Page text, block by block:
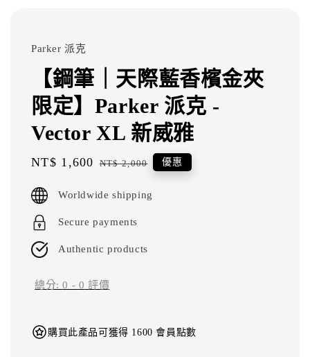
Parker 派克
【鋼筆｜天際藍香檳金夾
限定】Parker 派克 -
Vector XL 新威雅
Sale
NT$ 1,600 Regular
NT$ 2,000 優惠
Worldwide shipping
Secure payments
Authentic products
總分:0 - 0 評價
購買此產品可獲得 1600 會員點數